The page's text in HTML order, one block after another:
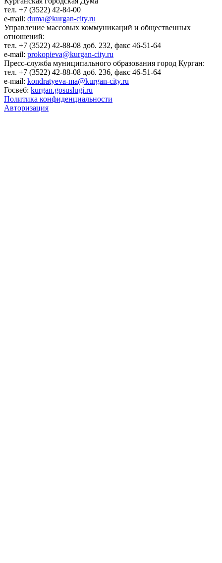
тел. +7 (3522) 42-84-00
e-mail: duma@kurgan-city.ru
Управление массовых коммуникаций и общественных
отношений:
тел. +7 (3522) 42-88-08 доб. 232, факс 46-51-64
e-mail: prokopieva@kurgan-city.ru
Пресс-служба муниципального образования город Курган:
тел. +7 (3522) 42-88-08 доб. 236, факс 46-51-64
e-mail: kondratyeva-ma@kurgan-city.ru
Госвеб: kurgan.gosuslugi.ru
Политика конфиденциальности
Авторизация